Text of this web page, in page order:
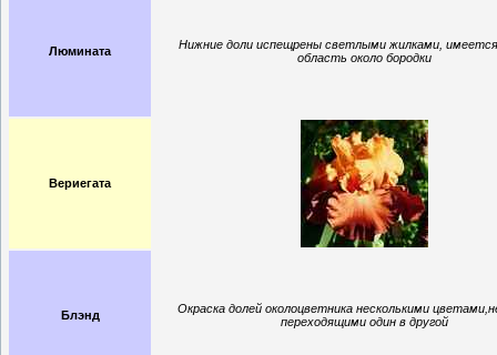
Люмината
Нижние доли испещрены светлыми жилками,
область около бородки
Вериегата
Блэнд
Окраска долей околоцветника несколькими
переходящими один в другой